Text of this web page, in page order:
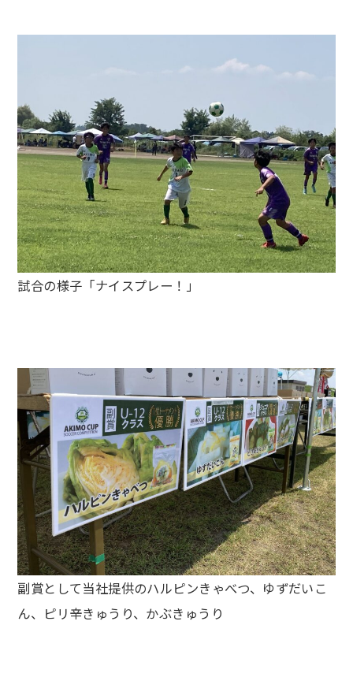
試合の様子「ナイスプレー！」
副賞として当社提供のハルピンきゃべつ、ゆずだいこ
ん、ピリ辛きゅうり、かぶきゅうり